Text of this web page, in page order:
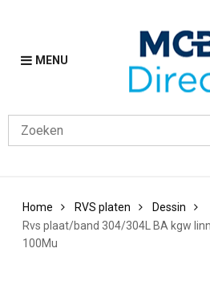
MENU
Home RVS platen
Dessin
Rvs plaat/band 304/304L BA kgw
100Mu